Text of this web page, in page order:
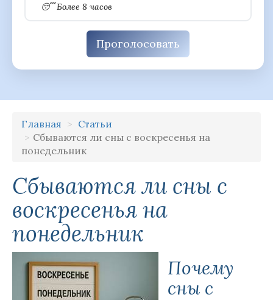
😴 Более 8 часов
Проголосовать
Главная
Статьи
Сбываются ли сны с воскресенья на
понедельник
Сбываются ли сны с
воскресенья на
понедельник
Почему
сны с